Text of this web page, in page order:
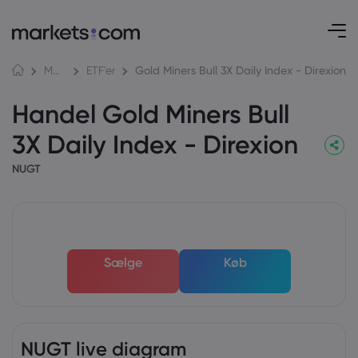
Markeder ETF'er Gold Miners Bull 3X Daily Index - Direxion
Handel Gold Miners Bull
3X Daily Index - Direxion
NUGT
Sælge Køb
NUGT live diagram